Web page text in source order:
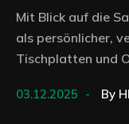
Mit Blick auf die
als persönlicher,
Tischplatten und
03.12.2025 By